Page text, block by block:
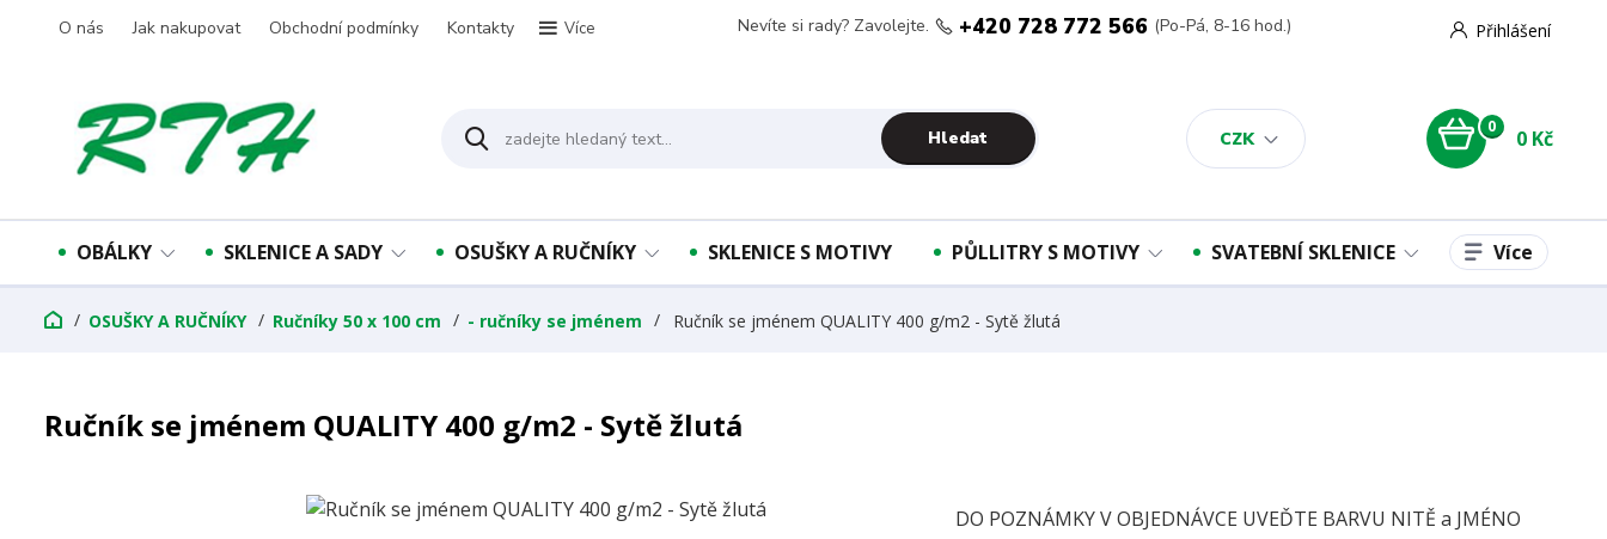
O nás Jak nakupovat Obchodní podmínky Kontakty Více
CZK
Přihlášení
Hledat
Nevíte si rady? Zavolejte. +420 728 772 566 (Po-Pá, 8-16 hod.)
0 0 Kč
OBÁLKY SKLENICE A SADY OSUŠKY A RUČNÍKY SKLENICE S MOTIVY PŮLLITRY S MOTIVY SVATEBNÍ SKLENICE Více
OSUŠKY A RUČNÍKY Ručníky 50 x 100 cm - ručníky se jménem Ručník se jménem QUALITY 400 g/m2 - Sytě žlutá
Ručník se jménem QUALITY 400 g/m2 - Sytě žlutá
DO POZNÁMKY V OBJEDNÁVCE UVEĎTE BARVU NITĚ a JMÉNO